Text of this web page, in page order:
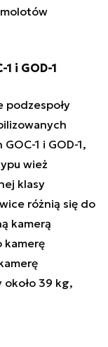
i GOD-1
podzespoły
1 i GOD-1,
wież
klasy
różnią się do
kamerą
kamerę
około 39 kg,